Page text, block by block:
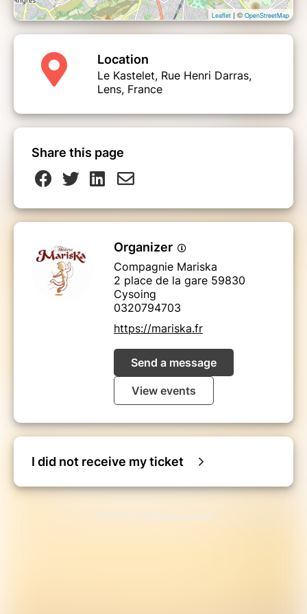
Leaflet| © OpenStreetMap
Location
Le Kastelet, Rue Henri Darras,
Lens, France
Share this page
Organizer
Compagnie Mariska
2 place de la gare 59830
Cysoing
0320794703
https://mariska.fr
Send a message
View events
I did not receive my ticket
© Billetweb | Create my event